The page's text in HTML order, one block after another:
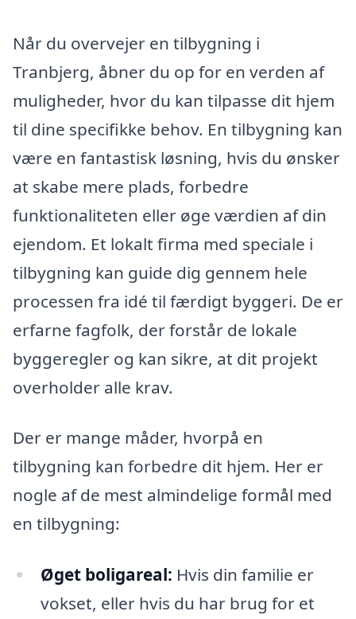
Når du overvejer en tilbygning i
Tranbjerg, åbner du op for en verden af
muligheder, hvor du kan tilpasse dit hjem
til dine specifikke behov. En tilbygning kan
være en fantastisk løsning, hvis du ønsker
at skabe mere plads, forbedre
funktionaliteten eller øge værdien af din
ejendom. Et lokalt firma med speciale i
tilbygning kan guide dig gennem hele
processen fra idé til færdigt byggeri. De er
erfarne fagfolk, der forstår de lokale
byggeregler og kan sikre, at dit projekt
overholder alle krav.
Der er mange måder, hvorpå en
tilbygning kan forbedre dit hjem. Her er
nogle af de mest almindelige formål med
en tilbygning:
Øget boligareal: Hvis din familie er
vokset, eller hvis du har brug for et